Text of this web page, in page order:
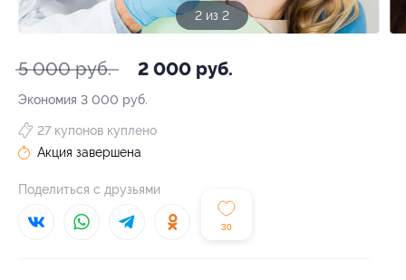
1 из 2
5 000 руб. 2 000 руб.
Экономия 3 000 руб.
30
27 купонов куплено
Акция завершена
Поделиться с друзьями